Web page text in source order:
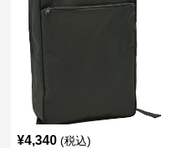
¥4,340 (税込)